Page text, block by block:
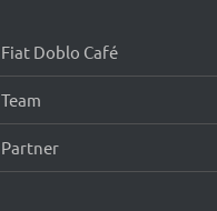
Fiat Doblo Café
Team
Partner